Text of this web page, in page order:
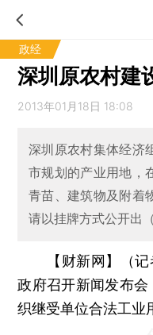
政经
深圳原农村建
2013年01月18日 18:08
深圳原农村集体经济
市规划的产业用地，
青苗、建筑物及附着
请以挂牌方式公开出
【财新网】（
政府召开新闻发布
织继受单位合法工业